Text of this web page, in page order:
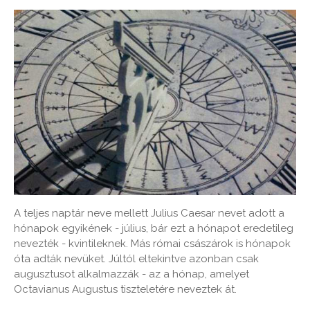
A teljes naptár neve mellett Julius Caesar nevet adott a
hónapok egyikének - július, bár ezt a hónapot eredetileg
nevezték - kvintileknek. Más római császárok is hónapok
óta adták nevüket. Júltól eltekintve azonban csak
augusztusot alkalmazzák - az a hónap, amelyet
Octavianus Augustus tiszteletére neveztek át.